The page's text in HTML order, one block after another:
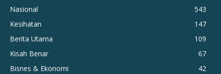
Nasional
543
Kesihatan
147
Berita Utama
109
Kisah Benar
67
Bisnes & Ekonomi
42